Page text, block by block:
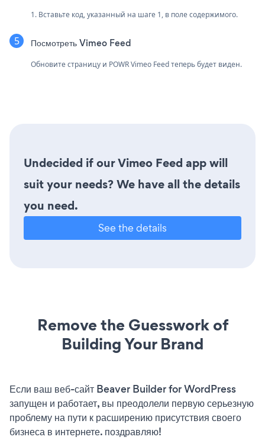
1. Вставьте код, указанный на шаге 1, в поле содержимого.
Посмотреть Vimeo Feed
Обновите страницу и POWR Vimeo Feed теперь будет виден.
Undecided if our Vimeo Feed app will
suit your needs? We have all the details
you need.
See the details
Remove the Guesswork of
Building Your Brand
Если ваш веб-сайт Beaver Builder for WordPress
запущен и работает, вы преодолели первую серьезную
проблему на пути к расширению присутствия своего
бизнеса в интернете. поздравляю!